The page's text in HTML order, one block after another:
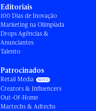
Editoriais
100 Dias de Inovação
Marketing na Olimpíada
Drops Agências &
Anunciantes
Talento
Patrocinados
Retail Media
Creators & Influencers
Out-Of-Home
Martechs & Adtechs